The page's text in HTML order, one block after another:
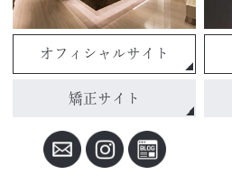
オフィシャルサイト
矯正サイト